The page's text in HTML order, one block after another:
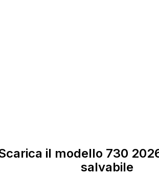
il modello 730
salvabile